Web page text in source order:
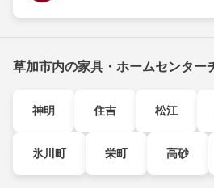
草加市内の家具・ホームセンター
神明 住吉 松江
氷川町 栄町 高砂